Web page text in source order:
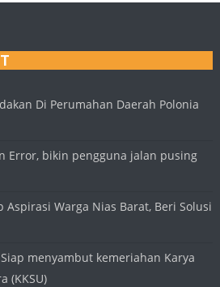
Di Perumahan Daerah Polonia
Error, bikin pengguna jalan pusing
Aspirasi Warga Nias Barat, Beri Solusi
menyambut kemeriahan Karya
(KKSU)